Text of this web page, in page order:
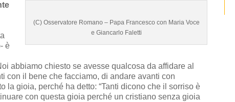
(C) Osservatore Romano – Papa Francesco con Maria Voce
e Giancarlo Faletti
è
abbiamo chiesto se avesse qualcosa da affidare al
con il bene che facciamo, di andare avanti con
la gioia, perché ha detto: “Tanti dicono che il sorriso è
con questa gioia perché un cristiano senza gioia